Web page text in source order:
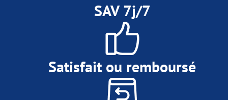
SAV 7j/7
Satisfait ou remboursé